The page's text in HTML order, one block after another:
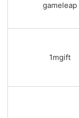
gameleap
1mgift